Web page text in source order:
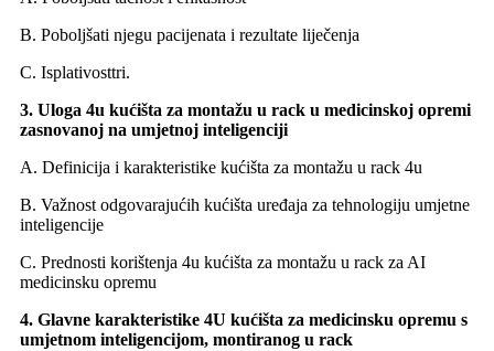
B. Poboljšati njegu pacijenata i rezultate liječenja
C. Isplativosttri.
3. Uloga 4u kućišta za montažu u rack u medicinskoj opremi
zasnovanoj na umjetnoj inteligenciji
A. Definicija i karakteristike kućišta za montažu u rack 4u
B. Važnost odgovarajućih kućišta uređaja za tehnologiju umjetne
inteligencije
C. Prednosti korištenja 4u kućišta za montažu u rack za AI
medicinsku opremu
4. Glavne karakteristike 4U kućišta za medicinsku opremu s
umjetnom inteligencijom, montiranog u rack